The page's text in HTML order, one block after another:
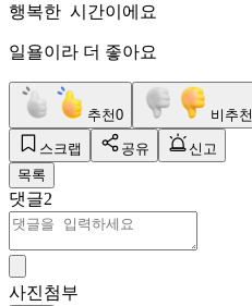
행복한 시간이에요
일욜이라 더 좋아요
추천0 비추천
스크랩 공유
신고
목록
댓글2
사진첨부